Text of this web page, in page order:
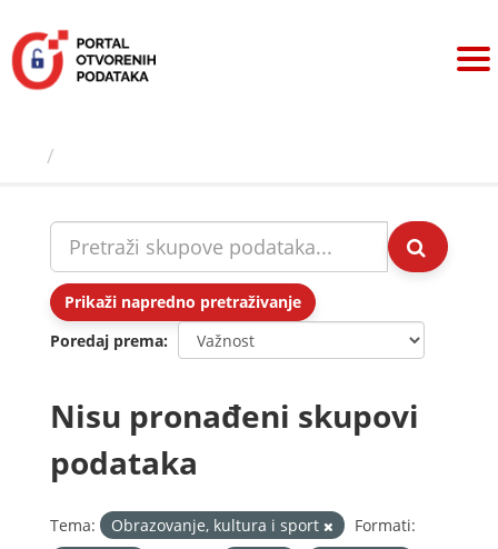
sadržaj
Prikaži napredno pretraživanje
Poredaj prema
Nisu pronađeni skupovi
podataka
Tema: Obrazovanje, kultura i sport
Formati: